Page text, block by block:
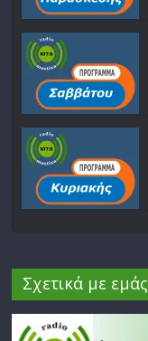
Σχετικά με εμάς